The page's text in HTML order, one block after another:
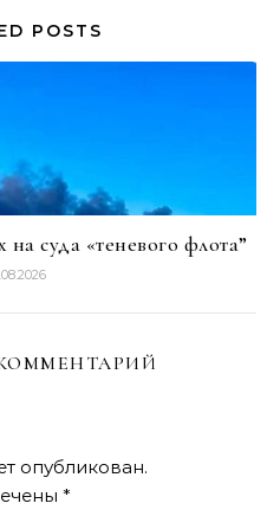
POSTS
суда «теневого флота”
опубликован.
*